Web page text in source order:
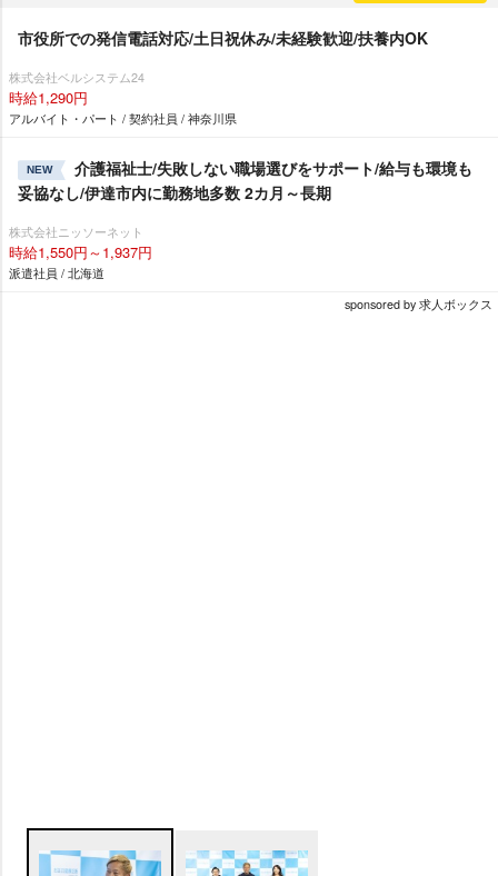
市役所での発信電話対応/土日祝休み/未経験歓迎/扶養内OK
株式会社ベルシステム24
時給1,290円
アルバイト・パート / 契約社員 / 神奈川県
NEW
介護福祉士/失敗しない職場選びをサポート/給与も環境も
妥協なし/伊達市内に勤務地多数 2カ月～長期
株式会社ニッソーネット
時給1,550円～1,937円
派遣社員 / 北海道
sponsored by 求人ボックス